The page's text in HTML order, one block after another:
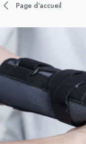
Page d'accueil